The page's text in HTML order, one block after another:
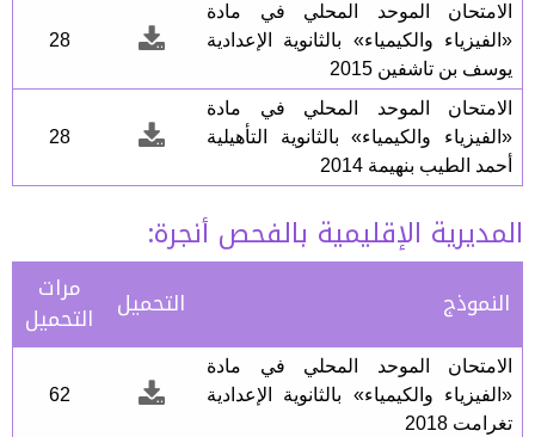
الامتحان الموحد المحلي في مادة
«الفيزياء والكيمياء» بالثانوية الإعدادية
يوسف بن تاشفين 2015
28
الامتحان الموحد المحلي في مادة
«الفيزياء والكيمياء» بالثانوية التأهيلية
أحمد الطيب بنهيمة 2014
28
المديرية الإقليمية بالفحص أنجرة:
النموذج التحميل مرات
التحميل
الامتحان الموحد المحلي في مادة
«الفيزياء والكيمياء» بالثانوية الإعدادية
تغرامت 2018
62